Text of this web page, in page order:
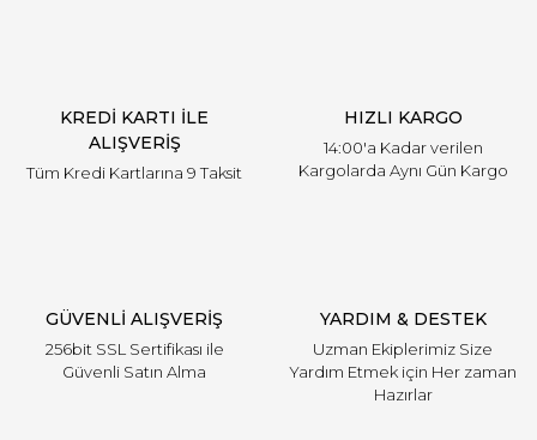
KREDİ KARTI İLE
ALIŞVERİŞ
Tüm Kredi Kartlarına 9 Taksit
HIZLI KARGO
14:00'a Kadar verilen
Kargolarda Aynı Gün Kargo
GÜVENLİ ALIŞVERİŞ
256bit SSL Sertifikası ile
Güvenli Satın Alma
YARDIM & DESTEK
Uzman Ekiplerimiz Size
Yardım Etmek için Her zaman
Hazırlar